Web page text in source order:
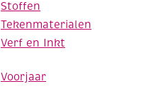
Stoffen
Tekenmaterialen
Verf en Inkt
Voorjaar